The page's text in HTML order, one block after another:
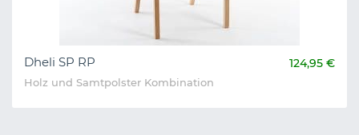
Dheli SP RP 124,95 €
Holz und Samtpolster Kombination